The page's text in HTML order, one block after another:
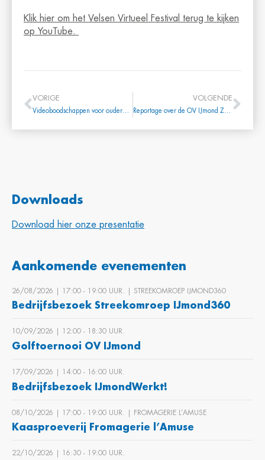
Klik hier om het Velsen Virtueel Festival terug te kijken
op YouTube.
VORIGE VOLGENDE
Downloads
Download hier onze presentatie
Aankomende evenementen
26/08/2026 | 17:00 ‐ 19:00 UUR. | STREEKOMROEP IJMOND360
Bedrijfsbezoek Streekomroep IJmond360
10/09/2026 | 12:00 ‐ 18:30 UUR.
Golftoernooi OV IJmond
17/09/2026 | 14:00 ‐ 16:00 UUR.
Bedrijfsbezoek IJmondWerkt!
08/10/2026 | 17:00 ‐ 19:00 UUR. | FROMAGERIE L’AMUSE
Kaasproeverij Fromagerie l’Amuse
22/10/2026 | 16:30 ‐ 19:00 UUR.